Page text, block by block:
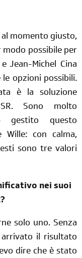
momento giusto,
modo possibile per
Jean-Michel Cina
opzioni possibili.
è la soluzione
Sono molto
gestito questo
Wille: con calma,
sono tre valori
nei suoi
solo uno. Senza
arrivato il risultato
dire che è stato